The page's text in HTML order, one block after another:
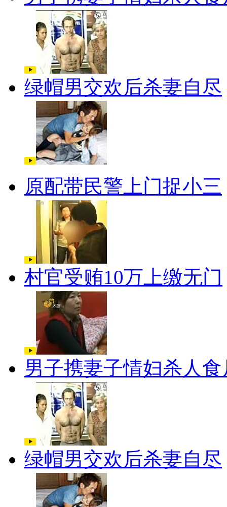
绿帽男交欢后杀妻自尽
原配带民警上门捉小三
村官受贿10万上缴无门
男子携妻子情妇杀人食
绿帽男交欢后杀妻自尽